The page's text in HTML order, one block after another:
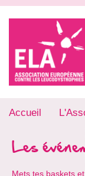
Accueil
Les
Mets tes baskets